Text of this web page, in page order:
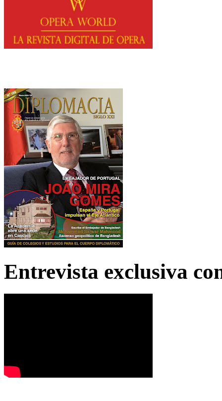
Entrevista exclusiva